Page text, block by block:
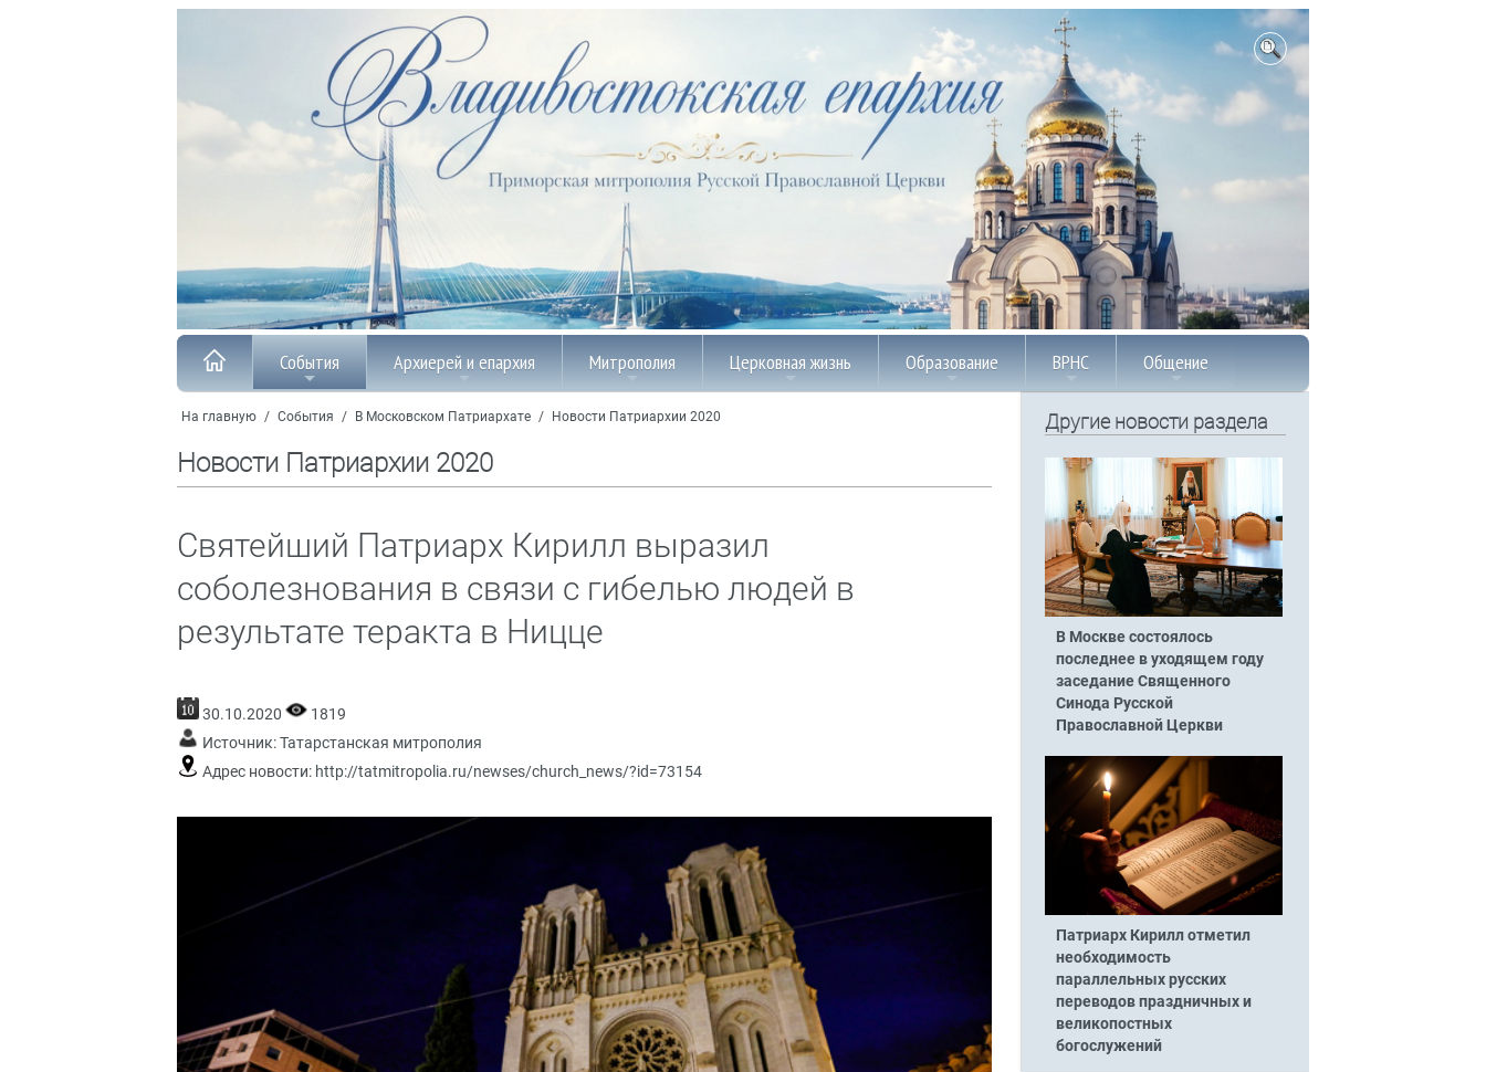
События Архиерей и епархия Митрополия Церковная жизнь Образование ВРНС Общение
На главную / События / В Московском Патриархате / Новости Патриархии 2020
Новости Патриархии 2020
Святейший Патриарх Кирилл выразил
соболезнования в связи с гибелью людей в
результате теракта в Ницце
30.10.2020
1819
Источник:Татарстанская митрополия
Адрес новости: http://tatmitropolia.ru/newses/church_news/?id=73154
Другие новости раздела
В Москве состоялось
последнее в уходящем году
заседание Священного
Синода Русской
Православной Церкви
Патриарх Кирилл отметил
необходимость
параллельных русских
переводов праздничных и
великопостных
богослужений